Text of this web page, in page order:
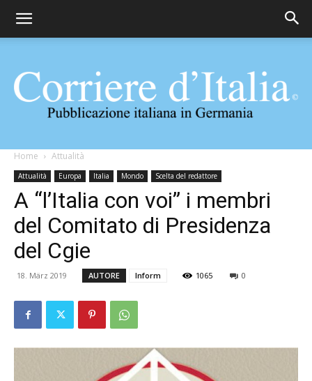
Corriere
d'Italia
Home Attualità
Attualità Europa Italia Mondo Scelta del redattore
A “l’Italia con voi” i membri
del Comitato di Presidenza
del Cgie
18. März 2019 AUTORE Inform 1065 0